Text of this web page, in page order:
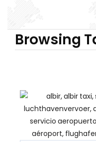
Blog
Nederlands
Browsing